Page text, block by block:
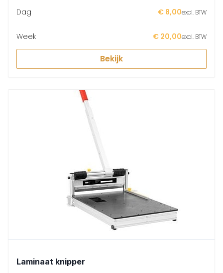
Dag € 8,00excl. BTW
Week € 20,00excl. BTW
Bekijk
Laminaat knipper